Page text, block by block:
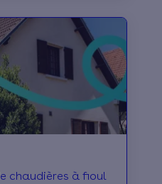
chaudières à fioul